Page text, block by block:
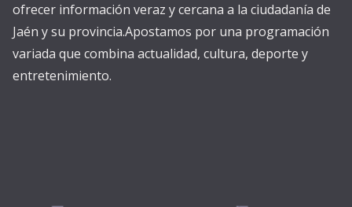
ofrecer información veraz y cercana a la ciudadanía de
Jaén y su provincia.Apostamos por una programación
variada que combina actualidad, cultura, deporte y
entretenimiento.